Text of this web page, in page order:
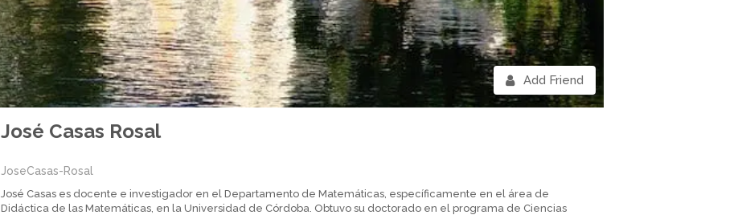
Add Friend
José Casas Rosal
JoseCasas-Rosal
José Casas es docente e investigador en el Departamento de Matemáticas, específicamente en el área de
Didáctica de las Matemáticas, en la Universidad de Córdoba. Obtuvo su doctorado en el programa de Ciencias